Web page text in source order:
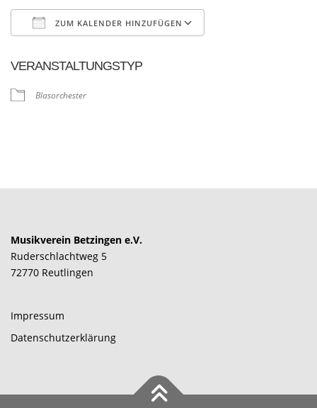
ZUM KALENDER HINZUFÜGEN
VERANSTALTUNGSTYP
Blasorchester
Musikverein Betzingen e.V.
Ruderschlachtweg 5
72770 Reutlingen
Impressum
Datenschutzerklärung